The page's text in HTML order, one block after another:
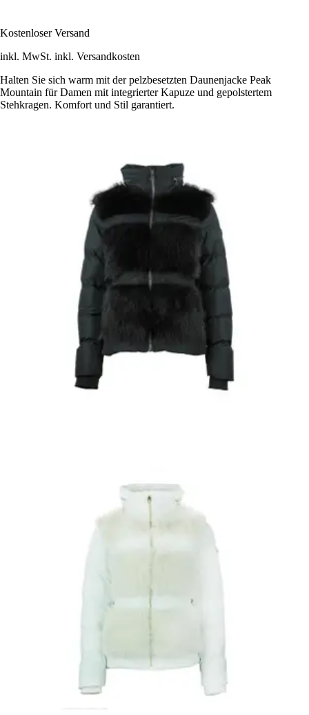
Kostenloser Versand
inkl. MwSt. inkl. Versandkosten
Halten Sie sich warm mit der pelzbesetzten Daunenjacke Peak
Mountain für Damen mit integrierter Kapuze und gepolstertem
Stehkragen. Komfort und Stil garantiert.